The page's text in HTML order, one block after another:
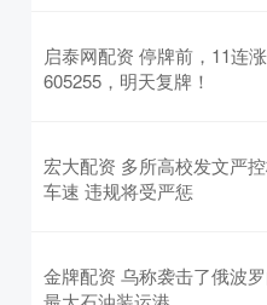
启泰网配资 停牌前，11连涨
605255，明天复牌！
宏大配资 多所高校发文严
车速 违规将受严惩
金牌配资 乌称袭击了俄波